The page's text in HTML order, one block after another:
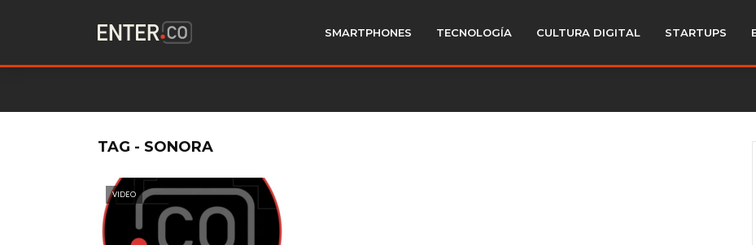
SMARTPHONES TECNOLOGÍA CULTURA DIGITAL STARTUPS
TAG - SONORA
VIDEO